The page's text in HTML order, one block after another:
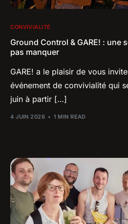
CONVIVIALITÉ
Ground Control & GARE! : une
pas manquer
GARE! a le plaisir de vous
événement de convivialité qui
juin à partir […]
4 JUIN 2026 1 MIN READ